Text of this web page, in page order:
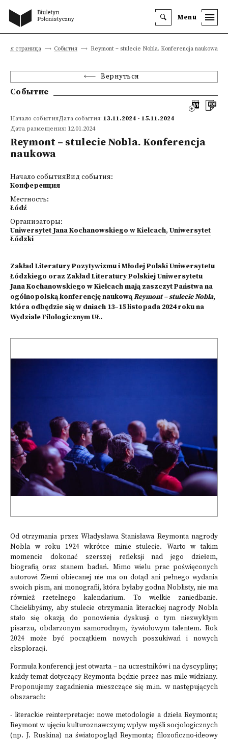
Menu
страница События Reymont – stulecie Nobla. Konferencja naukowa
Вернуться
Событие
Начало событияДата события: 13.11.2024 - 15.11.2024
Дата размещения: 12.01.2024
Reymont – stulecie Nobla. Konferencja
naukowa
Начало событияВид события:
Конференция
Местность:
Łódź
Организаторы:
Uniwersytet Jana Kochanowskiego w Kielcach, Uniwersytet
Łódzki
Zakład Literatury Pozytywizmu i Młodej Polski Uniwersytetu
Łódzkiego oraz Zakład Literatury Polskiej Uniwersytetu
Jana Kochanowskiego w Kielcach mają zaszczyt Państwa na
ogólnopolską konferencję naukowąReymont – stulecie Nobla,
która odbędzie się w dniach 13–15 listopada 2024 roku na
Wydziale Filologicznym UŁ.
Od otrzymania przez Władysława Stanisława Reymonta nagrody
Nobla w roku 1924 wkrótce minie stulecie. Warto w takim
momencie dokonać szerszej refleksji nad jego dziełem,
biografią oraz stanem badań. Mimo wielu prac poświęconych
autorowi Ziemi obiecanej nie ma on dotąd ani pełnego wydania
swoich pism, ani monografii, która byłaby godna Noblisty, nie ma
również rzetelnego kalendarium. To wielkie zaniedbanie.
Chcielibyśmy, aby stulecie otrzymania literackiej nagrody Nobla
stało się okazją do ponowienia dyskusji o tym niezwykłym
pisarzu, obdarzonym samorodnym, żywiołowym talentem. Rok
2024 może być początkiem nowych poszukiwań i nowych
eksploracji.
Formuła konferencji jest otwarta – na uczestników i na dyscypliny;
każdy temat dotyczący Reymonta będzie przez nas mile widziany.
Proponujemy zagadnienia mieszczące się m.in. w następujących
obszarach:
- literackie reinterpretacje: nowe metodologie a dzieła Reymonta;
Reymont w ujęciu kulturoznawczym; wpływ myśli socjologicznych
(np. J. Ruskina) na światopogląd Reymonta; filozoficzno-ideowy